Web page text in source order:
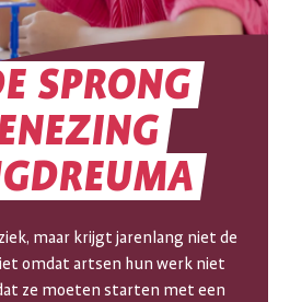
SPRONG
maar krijgt jarenlang niet de
omdat artsen hun werk niet
ze moeten starten met een